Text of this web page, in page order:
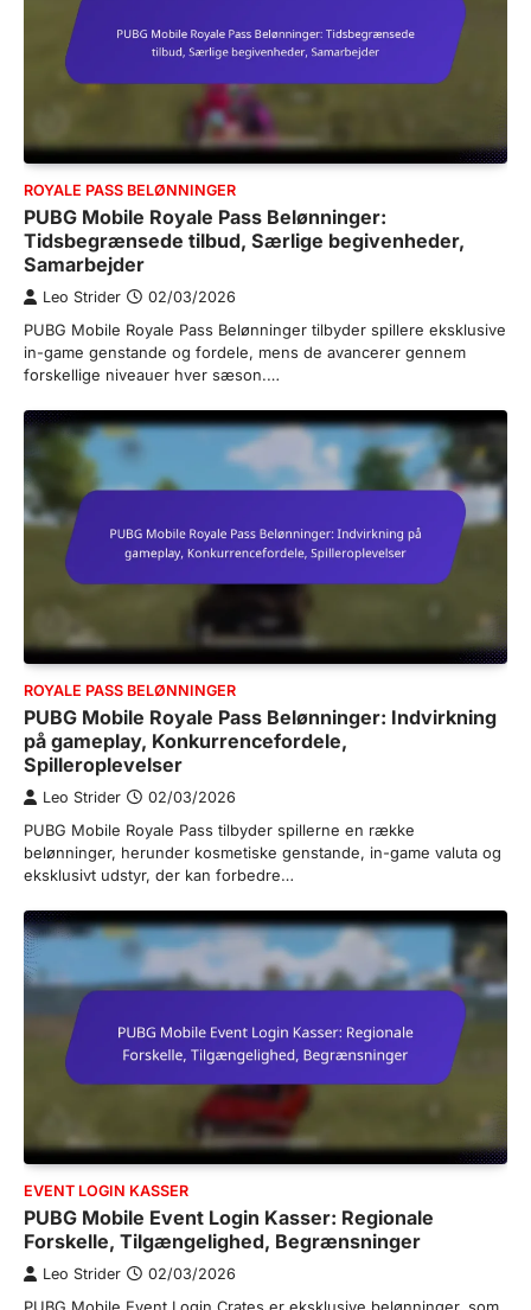
ROYALE PASS BELØNNINGER
PUBG Mobile Royale Pass Belønninger:
Tidsbegrænsede tilbud, Særlige begivenheder,
Samarbejder
Leo Strider 02/03/2026
PUBG Mobile Royale Pass Belønninger tilbyder spillere eksklusive
in-game genstande og fordele, mens de avancerer gennem
forskellige niveauer hver sæson.…
ROYALE PASS BELØNNINGER
PUBG Mobile Royale Pass Belønninger: Indvirkning
på gameplay, Konkurrencefordele,
Spilleroplevelser
Leo Strider 02/03/2026
PUBG Mobile Royale Pass tilbyder spillerne en række
belønninger, herunder kosmetiske genstande, in-game valuta og
eksklusivt udstyr, der kan forbedre…
EVENT LOGIN KASSER
PUBG Mobile Event Login Kasser: Regionale
Forskelle, Tilgængelighed, Begrænsninger
Leo Strider 02/03/2026